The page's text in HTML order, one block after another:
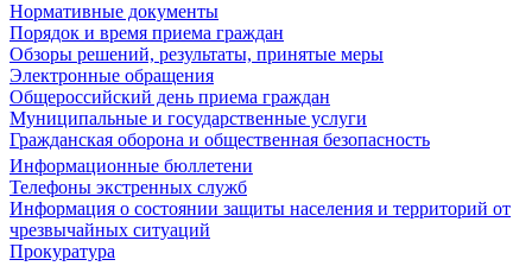
Нормативные документы
Порядок и время приема граждан
Обзоры решений, результаты, принятые меры
Электронные обращения
Общероссийский день приема граждан
Муниципальные и государственные услуги
Гражданская оборона и общественная безопасность
Информационные бюллетени
Телефоны экстренных служб
Информация о состоянии защиты населения и территорий от
чрезвычайных ситуаций
Прокуратура